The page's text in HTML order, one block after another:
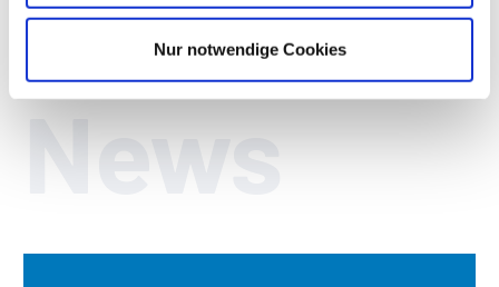
Nur notwendige Cookies
News